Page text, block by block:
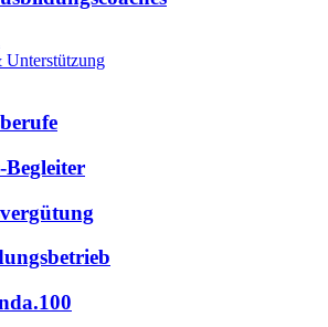
Unterstützung